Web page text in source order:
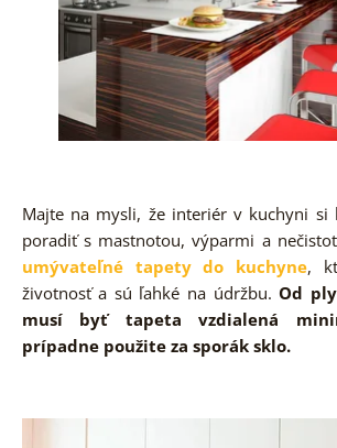
Majte na mysli, že interiér v kuchyni si
poradiť s mastnotou, výparmi a
umývateľné tapety do kuchyne,
životnosť a sú ľahké na údržbu.Od
musí byť tapeta vzdialená
prípadne použite za sporák sklo.